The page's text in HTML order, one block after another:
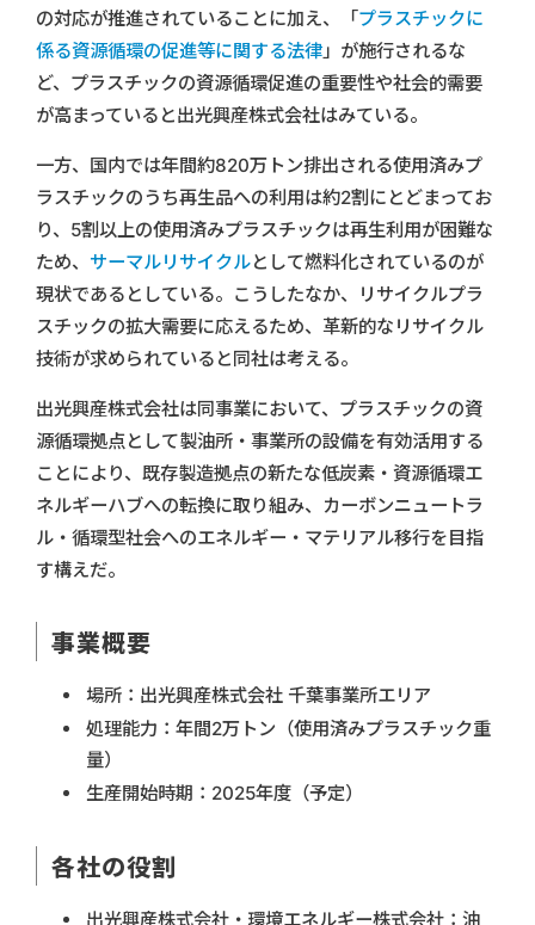
の対応が推進されていることに加え、「プラスチックに
係る資源循環の促進等に関する法律」が施行されるな
ど、プラスチックの資源循環促進の重要性や社会的需要
が高まっていると出光興産株式会社はみている。
一方、国内では年間約820万トン排出される使用済みプ
ラスチックのうち再生品への利用は約2割にとどまってお
り、5割以上の使用済みプラスチックは再生利用が困難な
ため、 サーマルリサイクルとして燃料化されているのが
現状であるとしている。こうしたなか、リサイクルプラ
スチックの拡大需要に応えるため、革新的なリサイクル
技術が求められていると同社は考える。
出光興産株式会社は同事業において、プラスチックの資
源循環拠点として製油所・事業所の設備を有効活用する
ことにより、既存製造拠点の新たな低炭素・資源循環エ
ネルギーハブへの転換に取り組み、カーボンニュートラ
ル・循環型社会へのエネルギー・マテリアル移行を目指
す構えだ。
事業概要
場所：出光興産株式会社 千葉事業所エリア
処理能力：年間2万トン（使用済みプラスチック重
量）
生産開始時期：2025年度（予定）
各社の役割
出光興産株式会社・環境エネルギー株式会社：油